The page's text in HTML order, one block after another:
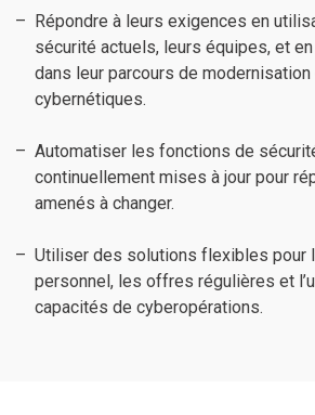
Répondre à leurs exigences en
sécurité actuels, leurs équipes, et
dans leur parcours de
cybernétiques.
Automatiser les fonctions de
continuellement mises à jour pour
amenés à changer.
Utiliser des solutions flexibles pour
personnel, les offres régulières et
capacités de cyberopérations.